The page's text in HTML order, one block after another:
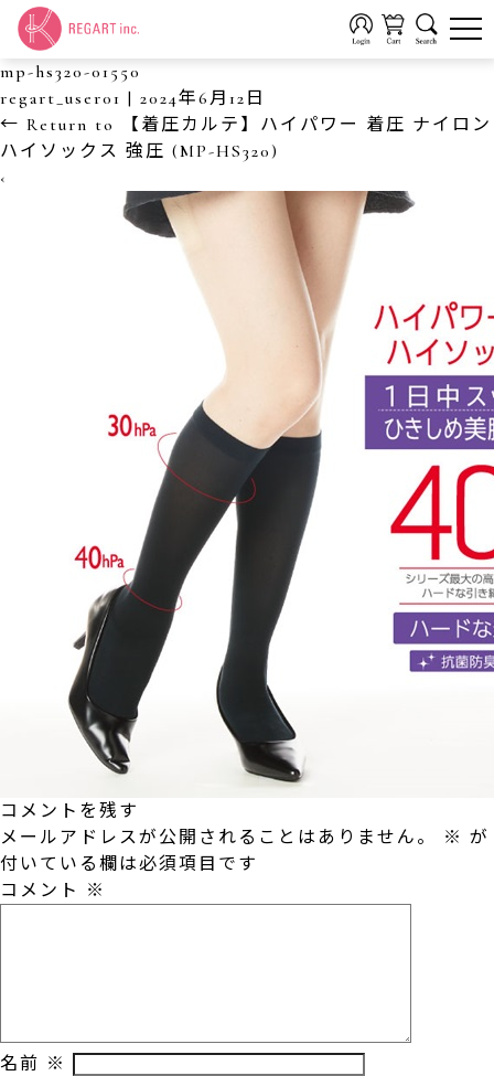
mp-hs320-01550
regart_user01 | 2024年6月12日
← Return to 【着圧カルテ】ハイパワー 着圧 ナイロン
ハイソックス 強圧 (MP-HS320)
‹
コメントを残す
メールアドレスが公開されることはありません。
※ が
付いている欄は必須項目です
コメント ※
名前 ※